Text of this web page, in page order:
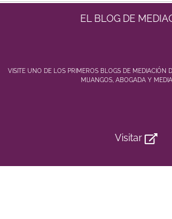
EL BLOG DE
VISITE UNO DE LOS PRIMEROS BLOGS DE MEDIACIÓN
MIJANGOS, ABOGADA Y
Visitar